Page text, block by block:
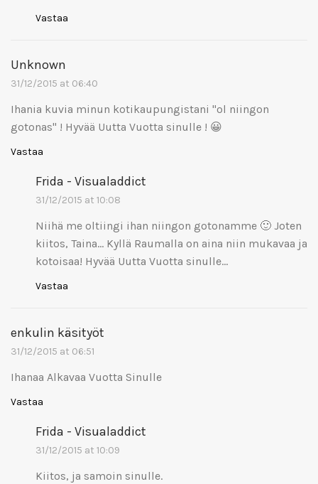
Vastaa
Unknown
31/12/2015 at 06:40
Ihania kuvia minun kotikaupungistani "ol niingon
gotonas" ! Hyvää Uutta Vuotta sinulle ! 😀
Vastaa
Frida - Visualaddict
31/12/2015 at 10:08
Niihä me oltiingi ihan niingon gotonamme 🙂 Joten
kiitos, Taina… Kyllä Raumalla on aina niin mukavaa ja
kotoisaa! Hyvää Uutta Vuotta sinulle…
Vastaa
enkulin käsityöt
31/12/2015 at 06:51
Ihanaa Alkavaa Vuotta Sinulle
Vastaa
Frida - Visualaddict
31/12/2015 at 10:09
Kiitos, ja samoin sinulle.